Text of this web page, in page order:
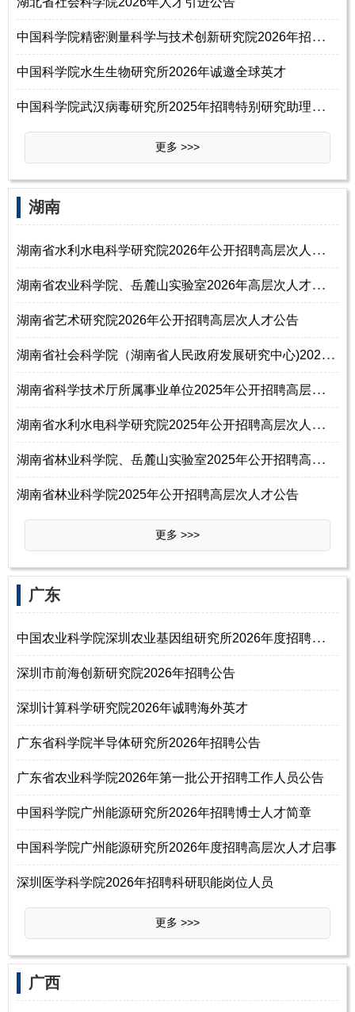
中
国科学院精密测量科学与技术创新研究院2026年招聘科技人员启事
中国科学院水生生物研究所2026年诚邀全球英才
中
国科学院武汉病毒研究所2025年招聘特别研究助理（助理研究员、博士后）启
更多 >>>
湖南
湖
南省水利水电科学研究院2026年公开招聘高层次人才公告
湖
南省农业科学院、岳麓山实验室2026年高层次人才公开招聘公告
湖南省艺术研究院2026年公开招聘高层次人才公告
湖
南省社会科学院（湖南省人民政府发展研究中心)2025年第二批公开招聘高层次
湖
南省科学技术厅所属事业单位2025年公开招聘高层次人才公告
湖
南省水利水电科学研究院2025年公开招聘高层次人才公告
湖
南省林业科学院、岳麓山实验室2025年公开招聘高层次人才公告
湖南省林业科学院2025年公开招聘高层次人才公告
更多 >>>
广东
中
国农业科学院深圳农业基因组研究所2026年度招聘高层次人才公告
深圳市前海创新研究院2026年招聘公告
深圳计算科学研究院2026年诚聘海外英才
广东省科学院半导体研究所2026年招聘公告
广东省农业科学院2026年第一批公开招聘工作人员公告
中国科学院广州能源研究所2026年招聘博士人才简章
中国科学院广州能源研究所2026年度招聘高层次人才启事
深圳医学科学院2026年招聘科研职能岗位人员
更多 >>>
广西